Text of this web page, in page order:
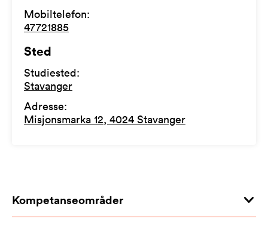
Mobiltelefon:
47721885
Sted
Studiested:
Stavanger
Adresse:
Misjonsmarka 12, 4024 Stavanger
Kompetanseområder